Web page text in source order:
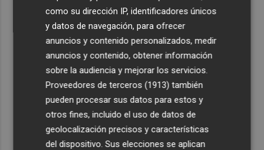
como su dirección IP, identificadores únicos
y datos de navegación, para ofrecer
anuncios y contenido personalizados, medir
anuncios y contenido, obtener información
sobre la audiencia y mejorar los servicios.
Proveedores de terceros (1913) también
pueden procesar sus datos para estos y
otros fines, incluido el uso de datos de
geolocalización precisos y características
del dispositivo. Sus elecciones se aplican